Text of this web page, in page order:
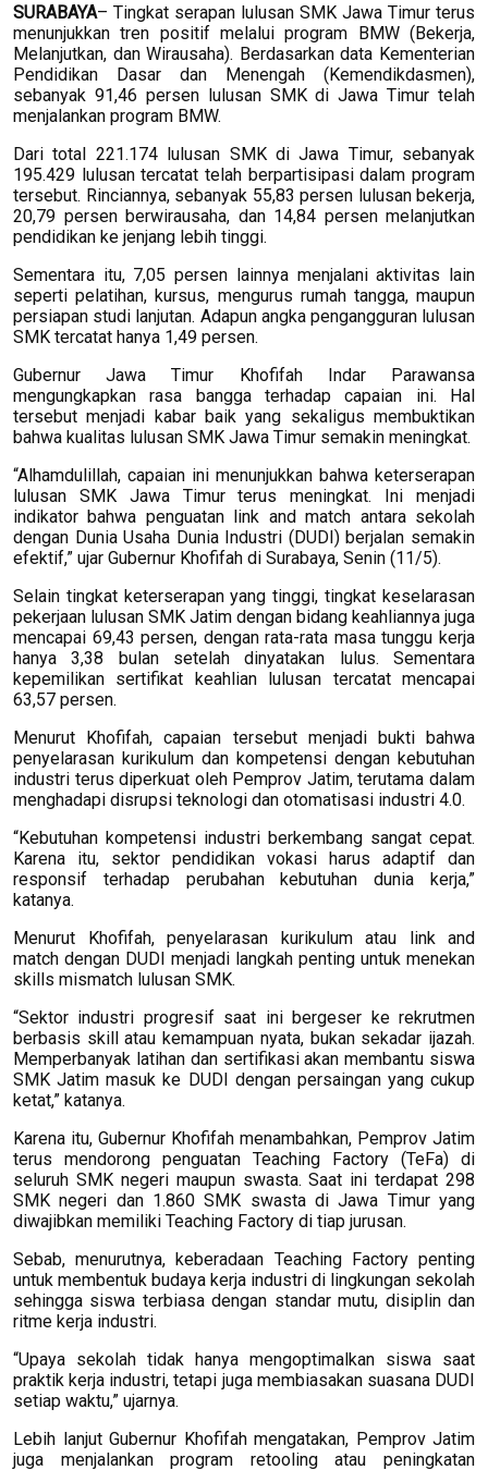
SURABAYA– Tingkat serapan lulusan SMK Jawa Timur terus
menunjukkan tren positif melalui program BMW (Bekerja,
Melanjutkan, dan Wirausaha). Berdasarkan data Kementerian
Pendidikan Dasar dan Menengah (Kemendikdasmen),
sebanyak 91,46 persen lulusan SMK di Jawa Timur telah
menjalankan program BMW.
Dari total 221.174 lulusan SMK di Jawa Timur, sebanyak
195.429 lulusan tercatat telah berpartisipasi dalam program
tersebut. Rinciannya, sebanyak 55,83 persen lulusan bekerja,
20,79 persen berwirausaha, dan 14,84 persen melanjutkan
pendidikan ke jenjang lebih tinggi.
Sementara itu, 7,05 persen lainnya menjalani aktivitas lain
seperti pelatihan, kursus, mengurus rumah tangga, maupun
persiapan studi lanjutan. Adapun angka pengangguran lulusan
SMK tercatat hanya 1,49 persen.
Gubernur Jawa Timur Khofifah Indar Parawansa
mengungkapkan rasa bangga terhadap capaian ini. Hal
tersebut menjadi kabar baik yang sekaligus membuktikan
bahwa kualitas lulusan SMK Jawa Timur semakin meningkat.
“Alhamdulillah, capaian ini menunjukkan bahwa keterserapan
lulusan SMK Jawa Timur terus meningkat. Ini menjadi
indikator bahwa penguatan link and match antara sekolah
dengan Dunia Usaha Dunia Industri (DUDI) berjalan semakin
efektif,” ujar Gubernur Khofifah di Surabaya, Senin (11/5).
Selain tingkat keterserapan yang tinggi, tingkat keselarasan
pekerjaan lulusan SMK Jatim dengan bidang keahliannya juga
mencapai 69,43 persen, dengan rata-rata masa tunggu kerja
hanya 3,38 bulan setelah dinyatakan lulus. Sementara
kepemilikan sertifikat keahlian lulusan tercatat mencapai
63,57 persen.
Menurut Khofifah, capaian tersebut menjadi bukti bahwa
penyelarasan kurikulum dan kompetensi dengan kebutuhan
industri terus diperkuat oleh Pemprov Jatim, terutama dalam
menghadapi disrupsi teknologi dan otomatisasi industri 4.0.
“Kebutuhan kompetensi industri berkembang sangat cepat.
Karena itu, sektor pendidikan vokasi harus adaptif dan
responsif terhadap perubahan kebutuhan dunia kerja,”
katanya.
Menurut Khofifah, penyelarasan kurikulum atau link and
match dengan DUDI menjadi langkah penting untuk menekan
skills mismatch lulusan SMK.
“Sektor industri progresif saat ini bergeser ke rekrutmen
berbasis skill atau kemampuan nyata, bukan sekadar ijazah.
Memperbanyak latihan dan sertifikasi akan membantu siswa
SMK Jatim masuk ke DUDI dengan persaingan yang cukup
ketat,” katanya.
Karena itu, Gubernur Khofifah menambahkan, Pemprov Jatim
terus mendorong penguatan Teaching Factory (TeFa) di
seluruh SMK negeri maupun swasta. Saat ini terdapat 298
SMK negeri dan 1.860 SMK swasta di Jawa Timur yang
diwajibkan memiliki Teaching Factory di tiap jurusan.
Sebab, menurutnya, keberadaan Teaching Factory penting
untuk membentuk budaya kerja industri di lingkungan sekolah
sehingga siswa terbiasa dengan standar mutu, disiplin dan
ritme kerja industri.
“Upaya sekolah tidak hanya mengoptimalkan siswa saat
praktik kerja industri, tetapi juga membiasakan suasana DUDI
setiap waktu,” ujarnya.
Lebih lanjut Gubernur Khofifah mengatakan, Pemprov Jatim
juga menjalankan program retooling atau peningkatan